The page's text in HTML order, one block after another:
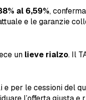
al 6,59%,
e le garanzie
un lieve rialzo. Il
per le cessioni del